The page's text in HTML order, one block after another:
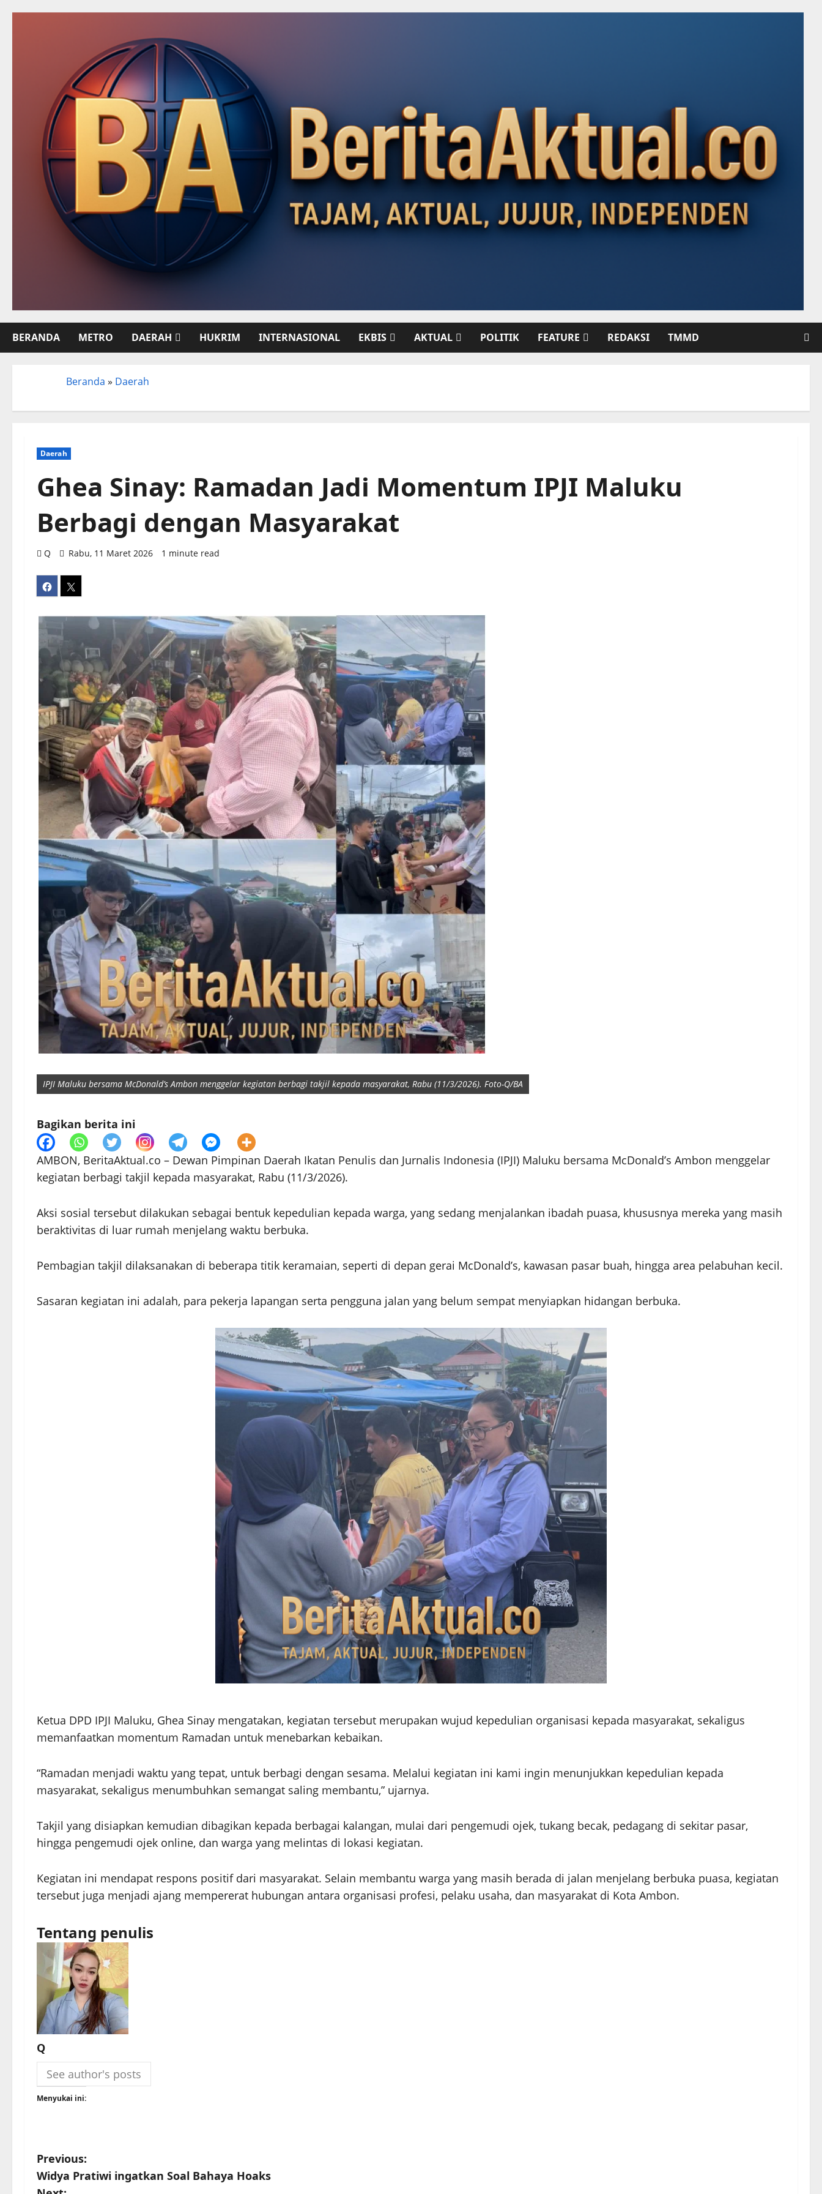
BERANDA METRO DAERAH HUKRIM INTERNASIONAL EKBIS AKTUAL POLITIK FEATURE REDAKSI TMMD
Beranda » Daerah
Daerah
Ghea Sinay: Ramadan Jadi Momentum IPJI Maluku
Berbagi dengan Masyarakat
Q Rabu, 11 Maret 2026 1 minute read
IPJI Maluku bersama McDonald’s Ambon menggelar kegiatan berbagi takjil kepada masyarakat, Rabu (11/3/2026). Foto-Q/BA
Bagikan berita ini
AMBON, BeritaAktual.co – Dewan Pimpinan Daerah Ikatan Penulis dan Jurnalis Indonesia (IPJI) Maluku bersama McDonald’s Ambon menggelar
kegiatan berbagi takjil kepada masyarakat, Rabu (11/3/2026).
Aksi sosial tersebut dilakukan sebagai bentuk kepedulian kepada warga, yang sedang menjalankan ibadah puasa, khususnya mereka yang masih
beraktivitas di luar rumah menjelang waktu berbuka.
Pembagian takjil dilaksanakan di beberapa titik keramaian, seperti di depan gerai McDonald’s, kawasan pasar buah, hingga area pelabuhan kecil.
Sasaran kegiatan ini adalah, para pekerja lapangan serta pengguna jalan yang belum sempat menyiapkan hidangan berbuka.
Ketua DPD IPJI Maluku, Ghea Sinay mengatakan, kegiatan tersebut merupakan wujud kepedulian organisasi kepada masyarakat, sekaligus
memanfaatkan momentum Ramadan untuk menebarkan kebaikan.
“Ramadan menjadi waktu yang tepat, untuk berbagi dengan sesama. Melalui kegiatan ini kami ingin menunjukkan kepedulian kepada
masyarakat, sekaligus menumbuhkan semangat saling membantu,” ujarnya.
Takjil yang disiapkan kemudian dibagikan kepada berbagai kalangan, mulai dari pengemudi ojek, tukang becak, pedagang di sekitar pasar,
hingga pengemudi ojek online, dan warga yang melintas di lokasi kegiatan.
Kegiatan ini mendapat respons positif dari masyarakat. Selain membantu warga yang masih berada di jalan menjelang berbuka puasa, kegiatan
tersebut juga menjadi ajang mempererat hubungan antara organisasi profesi, pelaku usaha, dan masyarakat di Kota Ambon.
Tentang penulis
Q
See author's posts
Menyukai ini:
Previous:
Widya Pratiwi ingatkan Soal Bahaya Hoaks